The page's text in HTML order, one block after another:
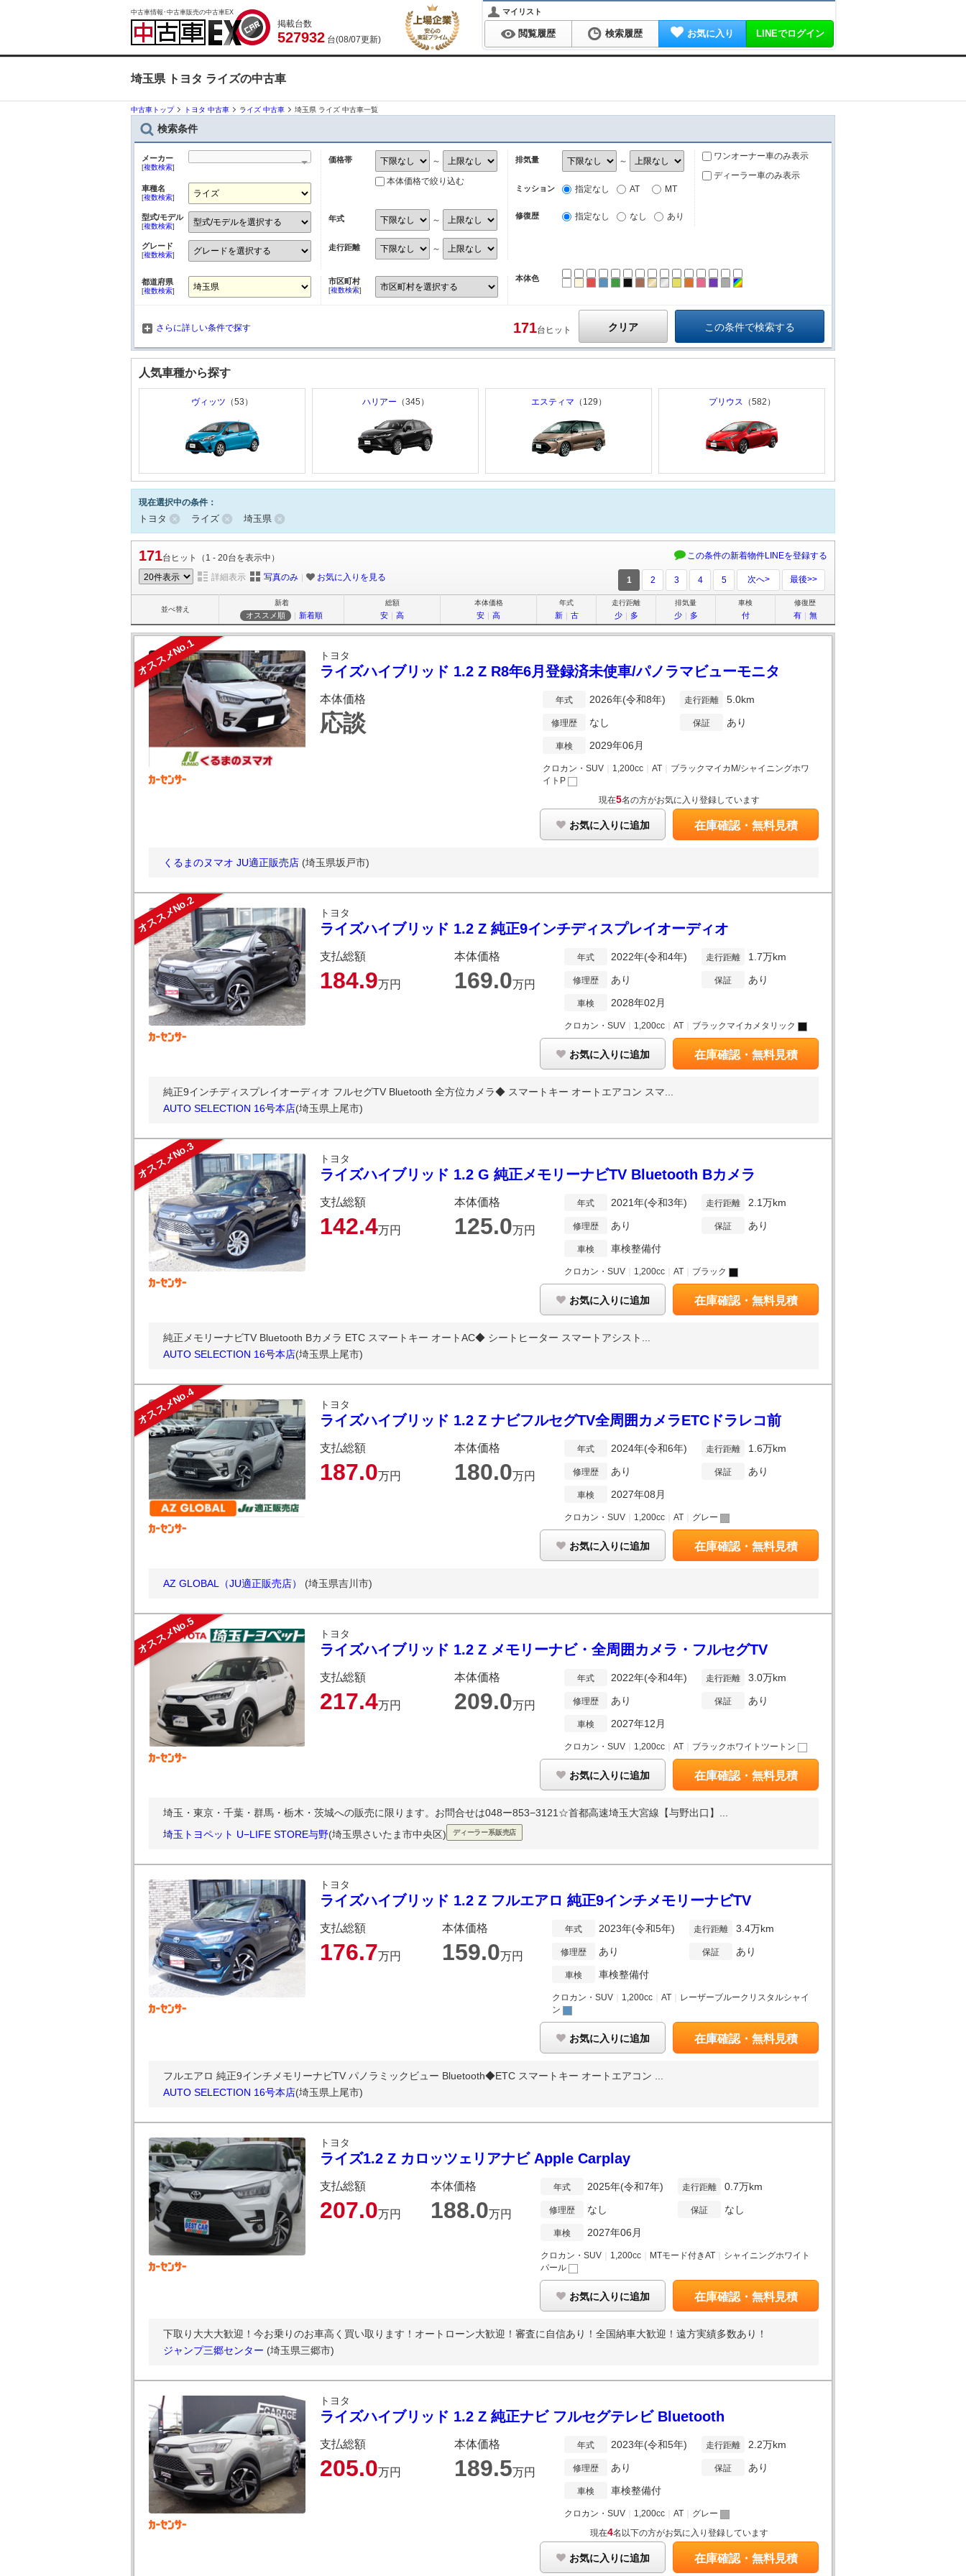
中古車情報･中古車販売の中古車EX
掲載台数
527932 台(08/07更新)
マイリスト
閲覧履歴 検索履歴 お気に入り LINEでログイン
埼玉県 トヨタ ライズの中古車
中古車トップ トヨタ 中古車 ライズ 中古車 埼玉県 ライズ 中古車一覧
検索条件
メーカー
[複数検索]
車種名
[複数検索]
型式/モデル
[複数検索]
グレード
[複数検索]
価格帯 ～
本体価格で絞り込む
年式 ～
走行距離 ～
排気量 ～
ミッション 指定なし AT MT
修復歴 指定なし なし あり
ワンオーナー車のみ表示
ディーラー車のみ表示
都道府県
[複数検索]
市区町村
[複数検索]
本体色
レッドブルーグリーン
ブラック
ブラウンゴールド パープル
グレー
さらに詳しい条件で探す クリア
171台ヒット
人気車種から探す
ヴィッツ （53） ハリアー （345） エスティマ （129） プリウス （582）
現在選択中の条件：
トヨタ ライズ 埼玉県
171台ヒット（1 - 20台を表示中） この条件の新着物件LINEを登録する
詳細表示 写真のみ ｜ お気に入りを見る 1 2 3 4 5 次へ> 最後>>
並べ替え
新着
オススメ順 ｜ 新着順
総額
安 ｜ 高
本体価格
安 ｜ 高
年式
新｜ 古
走行距離
少｜ 多
排気量
少｜ 多
車検
付
修復歴
有｜ 無
オススメNo.1 トヨタ
ライズハイブリッド 1.2 Z R8年6月登録済未使車/パノラマビューモニタ
本体価格
応談
年式 2026年(令和8年)
修理歴 なし
車検 2029年06月
走行距離 5.0km
保証 あり
クロカン・SUV｜ 1,200cc｜ AT｜
ブラックマイカM/シャイニングホワ
イトP
現在5名の方がお気に入り登録しています
お気に入りに追加 在庫確認・無料見積
くるまのヌマオ JU適正販売店 (埼玉県坂戸市)
オススメNo.2 トヨタ
ライズハイブリッド 1.2 Z 純正9インチディスプレイオーディオ
支払総額
184.9万円
本体価格
169.0万円
年式 2022年(令和4年)
修理歴 あり
車検 2028年02月
走行距離 1.7万km
保証 あり
クロカン・SUV 1,200cc AT ブラックマイカメタリック
お気に入りに追加 在庫確認・無料見積
純正9インチディスプレイオーディオ フルセグTV Bluetooth 全方位カメラ◆ スマートキー オートエアコン スマ...
AUTO SELECTION 16号本店(埼玉県上尾市)
オススメNo.3 トヨタ
ライズハイブリッド 1.2 G 純正メモリーナビTV Bluetooth Bカメラ
支払総額
142.4万円
本体価格
125.0万円
年式 2021年(令和3年)
修理歴 あり
車検 車検整備付
走行距離 2.1万km
保証 あり
クロカン・SUV 1,200cc AT ブラック
お気に入りに追加 在庫確認・無料見積
純正メモリーナビTV Bluetooth Bカメラ ETC スマートキー オートAC◆ シートヒーター スマートアシスト...
AUTO SELECTION 16号本店(埼玉県上尾市)
オススメNo.4 トヨタ
ライズハイブリッド 1.2 Z ナビフルセグTV全周囲カメラETCドラレコ前
支払総額
187.0万円
本体価格
180.0万円
年式 2024年(令和6年)
修理歴 あり
車検 2027年08月
走行距離 1.6万km
保証 あり
クロカン・SUV 1,200cc AT グレー
お気に入りに追加 在庫確認・無料見積
AZ GLOBAL（JU適正販売店） (埼玉県吉川市)
オススメNo.5 トヨタ
ライズハイブリッド 1.2 Z メモリーナビ・全周囲カメラ・フルセグTV
支払総額
217.4万円
本体価格
209.0万円
年式 2022年(令和4年)
修理歴 あり
車検 2027年12月
走行距離 3.0万km
保証 あり
クロカン・SUV 1,200cc AT ブラックホワイトツートン
お気に入りに追加 在庫確認・無料見積
埼玉・東京・千葉・群馬・栃木・茨城への販売に限ります。お問合せは048ー853−3121☆首都高速埼玉大宮線【与野出口】...
埼玉トヨペット U−LIFE STORE与野(埼玉県さいたま市中央区) ディーラー系販売店
トヨタ
ライズハイブリッド 1.2 Z フルエアロ 純正9インチメモリーナビTV
支払総額
176.7万円
本体価格
159.0万円
年式 2023年(令和5年)
修理歴 あり
車検 車検整備付
走行距離 3.4万km
保証 あり
クロカン・SUV｜ 1,200cc｜ AT｜
レーザーブルークリスタルシャイ
ン
お気に入りに追加 在庫確認・無料見積
フルエアロ 純正9インチメモリーナビTV パノラミックビュー Bluetooth◆ETC スマートキー オートエアコン ...
AUTO SELECTION 16号本店(埼玉県上尾市)
トヨタ
ライズ1.2 Z カロッツェリアナビ Apple Carplay
支払総額
207.0万円
本体価格
188.0万円
年式 2025年(令和7年)
修理歴 なし
車検 2027年06月
走行距離 0.7万km
保証 なし
クロカン・SUV｜ 1,200cc｜ MTモード付きAT｜
シャイニングホワイト
パール
お気に入りに追加 在庫確認・無料見積
下取り大大大歓迎！今お乗りのお車高く買い取ります！オートローン大歓迎！審査に自信あり！全国納車大歓迎！遠方実績多数あり！
ジャンプ三郷センター (埼玉県三郷市)
トヨタ
ライズハイブリッド 1.2 Z 純正ナビ フルセグテレビ Bluetooth
支払総額
205.0万円
本体価格
189.5万円
年式 2023年(令和5年)
修理歴 あり
車検 車検整備付
走行距離 2.2万km
保証 あり
クロカン・SUV 1,200cc AT
グレー
現在4名以下の方がお気に入り登録しています
お気に入りに追加 在庫確認・無料見積